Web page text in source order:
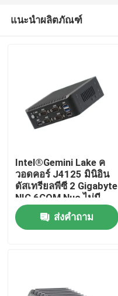
เกี่ยวกับเรา
แนะนำผลิตภัณฑ์
Intel®Gemini Lake ค
วอดคอร์ J4125 มินิอิน
ดัสเทรียลพีซี 2 Gigabyte
NIC 6COM Nuc ไม่มี
พัดลม
ส่งคำถาม